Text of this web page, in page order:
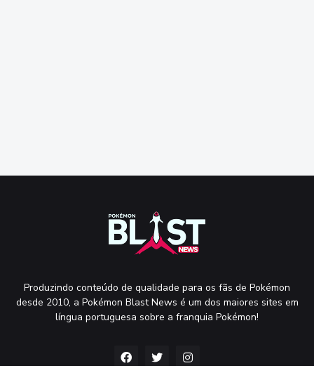
Produzindo conteúdo de qualidade para os fãs de Pokémon
desde 2010, a Pokémon Blast News é um dos maiores sites em
língua portuguesa sobre a franquia Pokémon!